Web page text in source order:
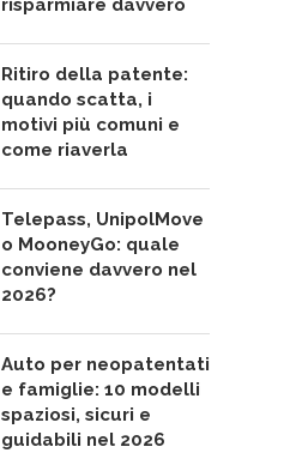
Ritiro della patente:
quando scatta, i
motivi più comuni e
come riaverla
Telepass, UnipolMove
o MooneyGo: quale
conviene davvero nel
2026?
Auto per neopatentati
e famiglie: 10 modelli
spaziosi, sicuri e
guidabili nel 2026